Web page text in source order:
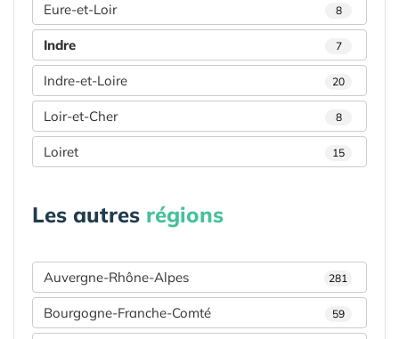
Eure-et-Loir 8
Indre 7
Indre-et-Loire 20
Loir-et-Cher 8
Loiret 15
Les autres régions
Auvergne-Rhône-Alpes 281
Bourgogne-Franche-Comté 59